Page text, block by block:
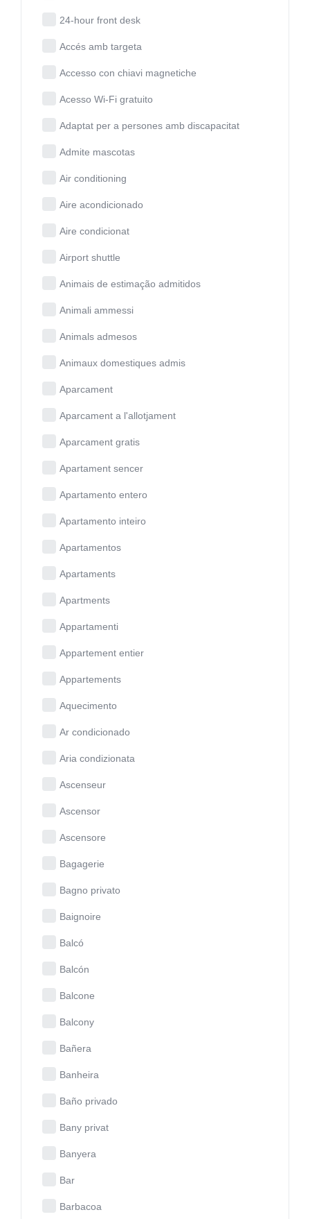
24-hour front desk
Accés amb targeta
Accesso con chiavi magnetiche
Acesso Wi-Fi gratuito
Adaptat per a persones amb discapacitat
Admite mascotas
Air conditioning
Aire acondicionado
Aire condicionat
Airport shuttle
Animais de estimação admitidos
Animali ammessi
Animals admesos
Animaux domestiques admis
Aparcament
Aparcament a l'allotjament
Aparcament gratis
Apartament sencer
Apartamento entero
Apartamento inteiro
Apartamentos
Apartaments
Apartments
Appartamenti
Appartement entier
Appartements
Aquecimento
Ar condicionado
Aria condizionata
Ascenseur
Ascensor
Ascensore
Bagagerie
Bagno privato
Baignoire
Balcó
Balcón
Balcone
Balcony
Bañera
Banheira
Baño privado
Bany privat
Banyera
Bar
Barbacoa